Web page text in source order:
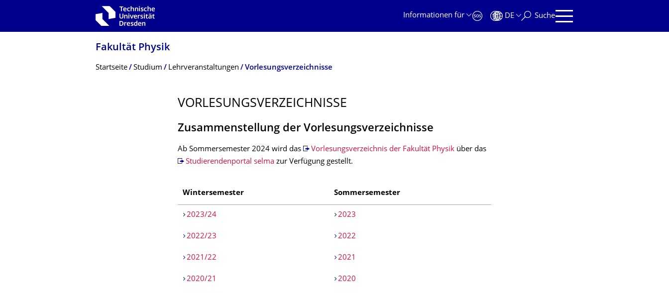
Zur Hauptnavigation springen
Informationen für
DE Suche
Fakultät Physik
Breadcrumb-Menü
Startseite Studium Lehrveranstaltungen Vorlesungsverzeichnisse
VORLESUNGSVER­ZEICHNISSE
Zusammenstellung der Vorlesungsverzeichnisse
Ab Sommersemester 2024 wird das Vorlesungsverzeichnis der Fakultät Physiküber das
Studierendenportal selma zur Verfügung gestellt.
Wintersemester Sommersemester
2023/24 2023
2022/23 2022
2021/22 2021
2020/21 2020